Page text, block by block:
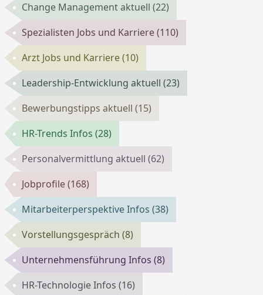
Change Management aktuell(22)
Spezialisten Jobs und Karriere(110)
Arzt Jobs und Karriere(10)
Leadership-Entwicklung aktuell(23)
Bewerbungstipps aktuell(15)
HR-Trends Infos(28)
Personalvermittlung aktuell(62)
Jobprofile(168)
Mitarbeiterperspektive Infos(38)
Vorstellungsgespräch(8)
Unternehmensführung Infos(8)
HR-Technologie Infos(16)